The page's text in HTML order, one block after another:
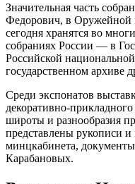
Значительная часть
Федорович, в Оружейной
сегодня хранятся во
собраниях России — в
Российской
государственном архиве
Среди экспонатов
декоративно-
широты и разнообразия
представлены рукописи
минцкабинета,
Карабановых.